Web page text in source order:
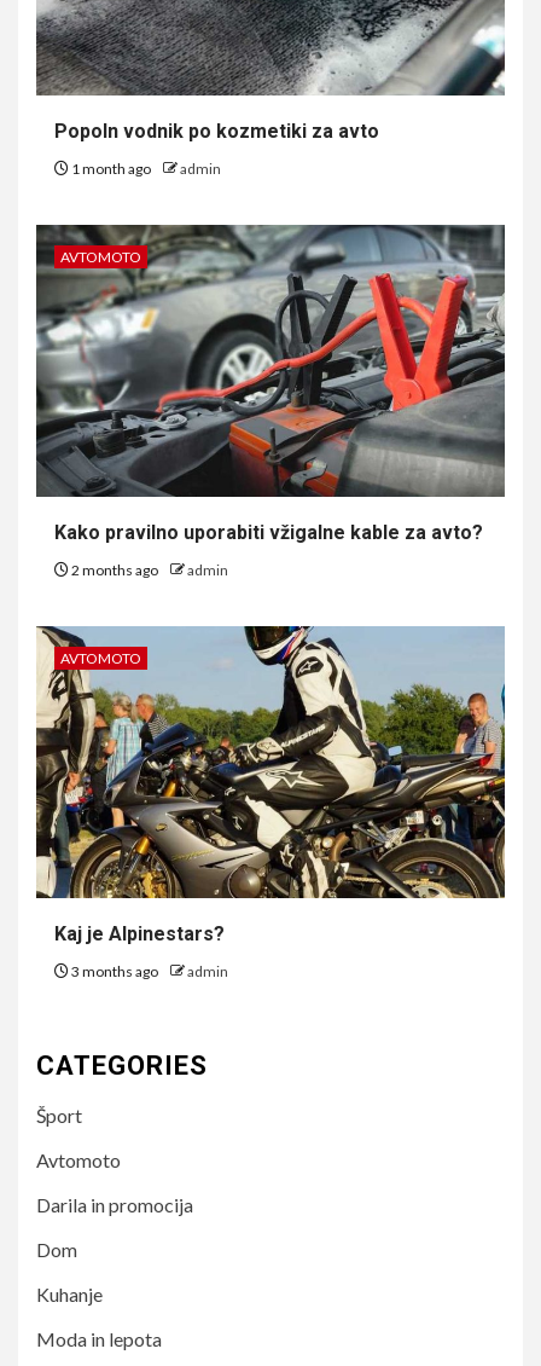
Popoln vodnik po kozmetiki za avto
1 month ago admin
AVTOMOTO
Kako pravilno uporabiti vžigalne kable za avto?
2 months ago admin
AVTOMOTO
Kaj je Alpinestars?
3 months ago admin
CATEGORIES
Šport
Avtomoto
Darila in promocija
Dom
Kuhanje
Moda in lepota